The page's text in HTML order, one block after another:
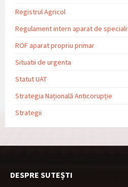
Registrul Agricol
Regulament intern aparat de
ROF aparat propriu primar
Situatii de urgenta
Statut UAT
Strategia Națională Anticorupție
Strategii
DESPRE SUTEȘTI